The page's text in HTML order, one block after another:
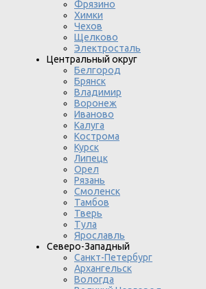
Фрязино
Химки
Чехов
Щелково
Электросталь
Центральный округ
Белгород
Брянск
Владимир
Воронеж
Иваново
Калуга
Кострома
Курск
Липецк
Орел
Рязань
Смоленск
Тамбов
Тверь
Тула
Ярославль
Северо-Западный
Санкт-Петербург
Архангельск
Вологда